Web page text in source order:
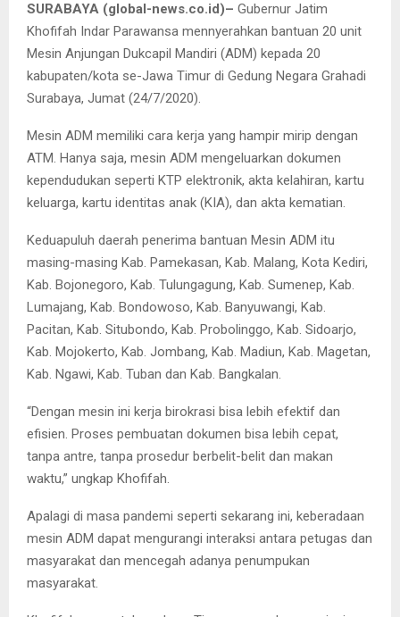
SURABAYA (global-news.co.id)– Gubernur Jatim
Khofifah Indar Parawansa mennyerahkan bantuan 20 unit
Mesin Anjungan Dukcapil Mandiri (ADM) kepada 20
kabupaten/kota se-Jawa Timur di Gedung Negara Grahadi
Surabaya, Jumat (24/7/2020).
Mesin ADM memiliki cara kerja yang hampir mirip dengan
ATM. Hanya saja, mesin ADM mengeluarkan dokumen
kependudukan seperti KTP elektronik, akta kelahiran, kartu
keluarga, kartu identitas anak (KIA), dan akta kematian.
Keduapuluh daerah penerima bantuan Mesin ADM itu
masing-masing Kab. Pamekasan, Kab. Malang, Kota Kediri,
Kab. Bojonegoro, Kab. Tulungagung, Kab. Sumenep, Kab.
Lumajang, Kab. Bondowoso, Kab. Banyuwangi, Kab.
Pacitan, Kab. Situbondo, Kab. Probolinggo, Kab. Sidoarjo,
Kab. Mojokerto, Kab. Jombang, Kab. Madiun, Kab. Magetan,
Kab. Ngawi, Kab. Tuban dan Kab. Bangkalan.
“Dengan mesin ini kerja birokrasi bisa lebih efektif dan
efisien. Proses pembuatan dokumen bisa lebih cepat,
tanpa antre, tanpa prosedur berbelit-belit dan makan
waktu,” ungkap Khofifah.
Apalagi di masa pandemi seperti sekarang ini, keberadaan
mesin ADM dapat mengurangi interaksi antara petugas dan
masyarakat dan mencegah adanya penumpukan
masyarakat.